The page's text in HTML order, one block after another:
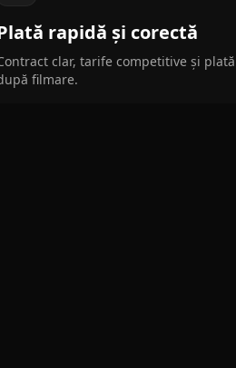
rapidă și corectă
clar, tarife competitive și
filmare.